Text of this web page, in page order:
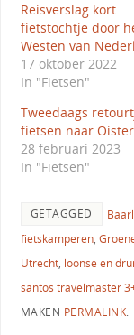
Reisverslag kort
fietstochtje door
Westen van
17 oktober 2022
In "Fietsen"
Tweedaags
fietsen naar
28 februari 2023
In "Fietsen"
GETAGGED
fietskamperen,
Utrecht, loonse en
santos travelmaster
MAKEN PERMALINK.